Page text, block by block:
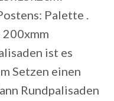
Palette .
ist es
Setzen einen
Rundpalisaden